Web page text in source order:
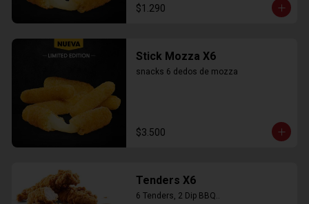
$1.290
Stick Mozza X6
snacks 6 dedos de mozza
$3.500
Tenders X6
6 Tenders, 2 Dip BBQ..